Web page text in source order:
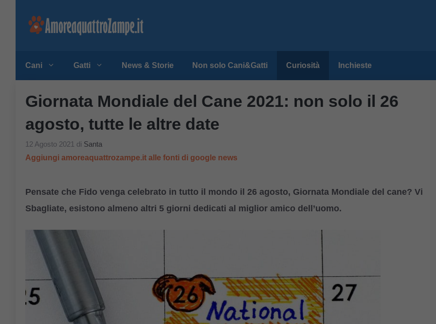
Cani Gatti News & Storie Non solo Cani&Gatti Curiosità Inchieste
Giornata Mondiale del Cane 2021: non solo il 26
agosto, tutte le altre date
12 Agosto 2021 di Santa
Aggiungi amoreaquattrozampe.it alle fonti di google news
Pensate che Fido venga celebrato in tutto il mondo il 26 agosto, Giornata Mondiale del cane? Vi
Sbagliate, esistono almeno altri 5 giorni dedicati al miglior amico dell’uomo.